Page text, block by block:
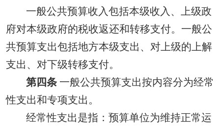
一般公共预算收入包括本级收入、上级政
府对本级政府的税收返还和转移支付。一般公
共预算支出包括地方本级支出、对上级的上解
支出、对下级转移支付。
第四条一般公共预算支出按内容分为经常
性支出和专项支出。
经常性支出是指：预算单位为维持正常运